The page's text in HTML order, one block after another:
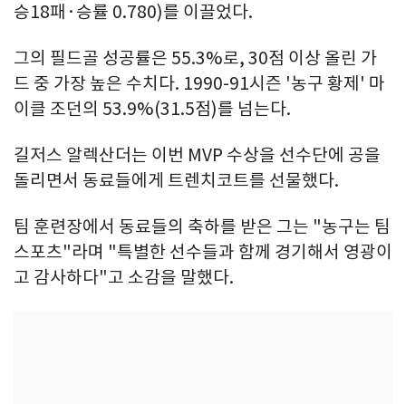
승18패·승률 0.780)를 이끌었다.
그의 필드골 성공률은 55.3%로, 30점 이상 올린 가
드 중 가장 높은 수치다. 1990-91시즌 '농구 황제' 마
이클 조던의 53.9%(31.5점)를 넘는다.
길저스 알렉산더는 이번 MVP 수상을 선수단에 공을
돌리면서 동료들에게 트렌치코트를 선물했다.
팀 훈련장에서 동료들의 축하를 받은 그는 "농구는 팀
스포츠"라며 "특별한 선수들과 함께 경기해서 영광이
고 감사하다"고 소감을 말했다.